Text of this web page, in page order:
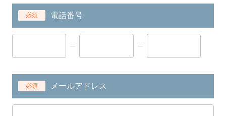
必須 電話番号
必須 メールアドレス